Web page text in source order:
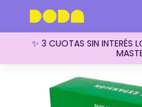
✨ 3 CUOTAS SIN INTERÉS